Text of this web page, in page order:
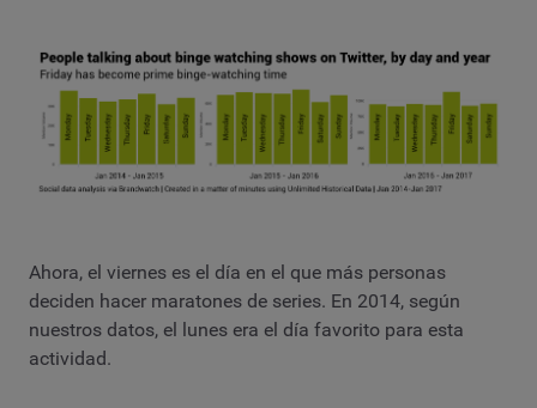
Ahora, el viernes es el día en el que más personas
deciden hacer maratones de series. En 2014, según
nuestros datos, el lunes era el día favorito para esta
actividad.